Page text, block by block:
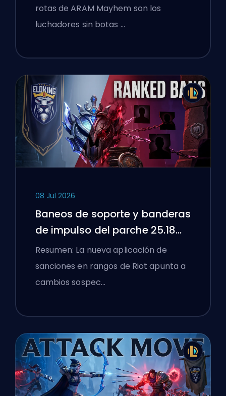
rotas de ARAM Mayhem son los
luchadores sin botas …
08 Jul 2026
Baneos de soporte y banderas
de impulso del parche 25.18
de League of Legends
Resumen: La nueva aplicación de
sanciones en rangos de Riot apunta a
cambios sospec…